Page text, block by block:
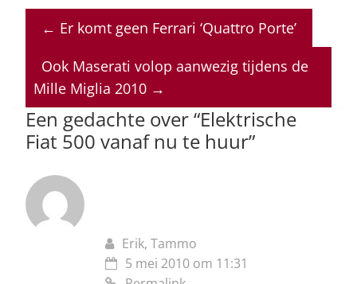
at
s
A
p
p
c
e
b
o
o
k
k
e
dI
n
re
a
d
ai
l
← Er komt geen Ferrari ‘Quattro Porte’
Ook Maserati volop aanwezig tijdens de
Mille Miglia 2010 →
Een gedachte over “Elektrische
Fiat 500 vanaf nu te huur”
Erik, Tammo
5 mei 2010 om 11:31